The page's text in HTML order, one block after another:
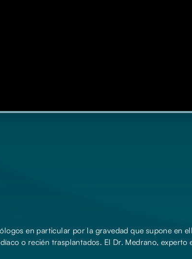
en particular por la gravedad que supone en
o recién trasplantados. El Dr. Medrano, experto